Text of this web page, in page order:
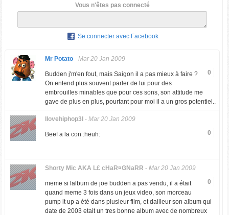
Vous n'êtes pas connecté
Se connecter avec Facebook
Mr Potato- Mar 20 Jan 2009
0
Budden j'm'en fout, mais Saigon il a pas mieux à faire ?
On entend plus souvent parler de lui pour des
embrouilles minables que pour ces sons, son attitude me
gave de plus en plus, pourtant pour moi il a un gros potentiel..
Ilovehiphop3l - Mar 20 Jan 2009
0
Beef a la con :heuh:
Shorty Mic AKA L£ cHaR¤GNaRR - Mar 20 Jan 2009
0
meme si lalbum de joe budden a pas vendu, il a était
quand meme 3 fois dans un jeux video, son morceau
pump it up a été dans plusieur film, et dailleur son album qui
date de 2003 etait un tres bonne album avec de nombreux